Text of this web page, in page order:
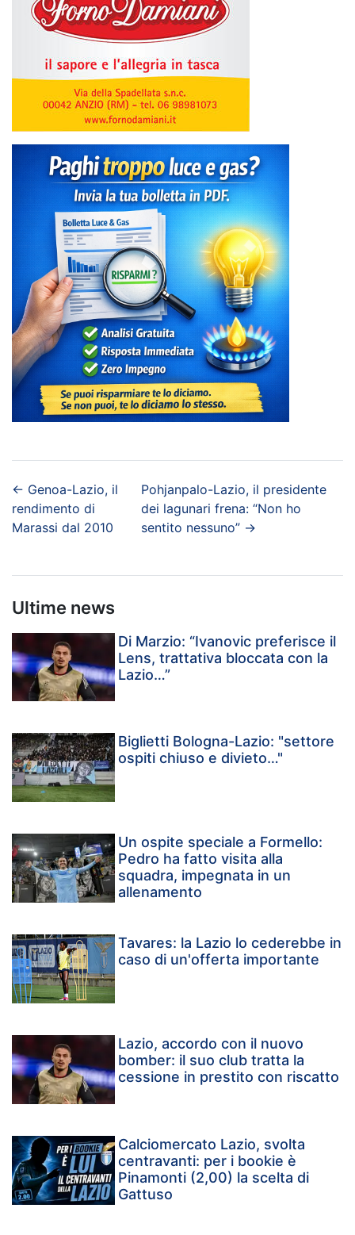
← Genoa-Lazio, il
rendimento di
Marassi dal 2010
Pohjanpalo-Lazio, il presidente
dei lagunari frena: “Non ho
sentito nessuno”→
Ultime news
Di Marzio: “Ivanovic preferisce il
Lens, trattativa bloccata con la
Lazio…”
Biglietti Bologna-Lazio: "settore
ospiti chiuso e divieto…"
Un ospite speciale a Formello:
Pedro ha fatto visita alla
squadra, impegnata in un
allenamento
Tavares: la Lazio lo cederebbe in
caso di un'offerta importante
Lazio, accordo con il nuovo
bomber: il suo club tratta la
cessione in prestito con riscatto
Calciomercato Lazio, svolta
centravanti: per i bookie è
Pinamonti (2,00) la scelta di
Gattuso